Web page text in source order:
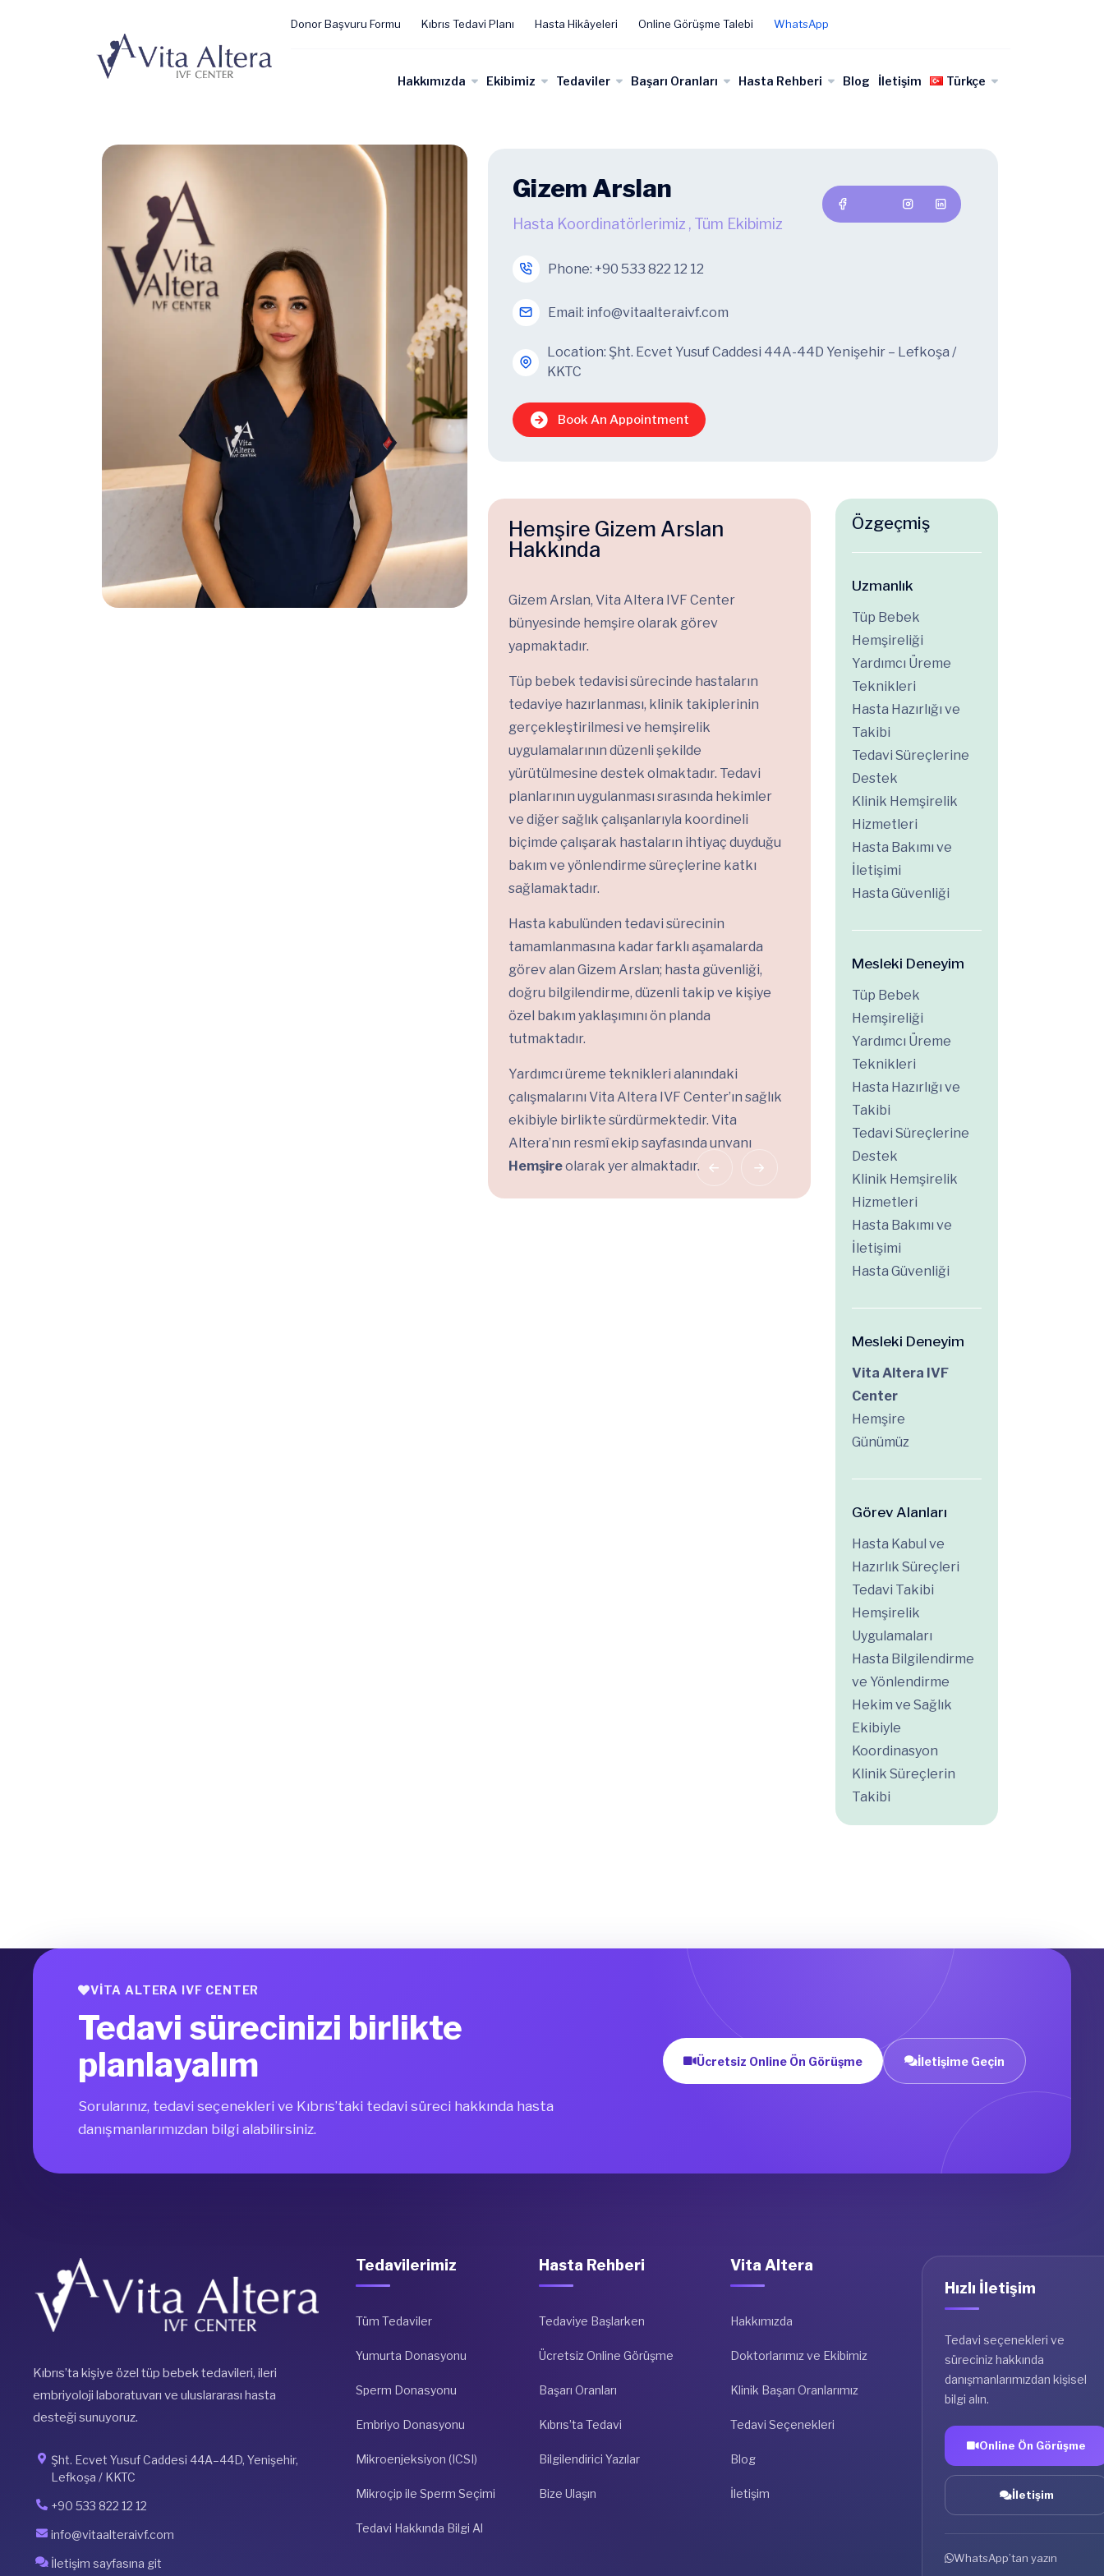
Donor Başvuru Formu Kıbrıs Tedavi Planı Hasta Hikâyeleri Online Görüşme Talebi WhatsApp
Hakkımızda Ekibimiz Tedaviler Başarı Oranları Hasta Rehberi Blog İletişim Türkçe
Gizem Arslan
Hasta Koordinatörlerimiz , Tüm Ekibimiz
Phone: +90 533 822 12 12
Email: info@vitaalteraivf.com
Location: Şht. Ecvet Yusuf Caddesi 44A-44D Yenişehir – Lefkoşa /
KKTC
Book An Appointment
Hemşire Gizem Arslan
Hakkında
Gizem Arslan, Vita Altera IVF Center
bünyesinde hemşire olarak görev
yapmaktadır.
Tüp bebek tedavisi sürecinde hastaların
tedaviye hazırlanması, klinik takiplerinin
gerçekleştirilmesi ve hemşirelik
uygulamalarının düzenli şekilde
yürütülmesine destek olmaktadır. Tedavi
planlarının uygulanması sırasında hekimler
ve diğer sağlık çalışanlarıyla koordineli
biçimde çalışarak hastaların ihtiyaç duyduğu
bakım ve yönlendirme süreçlerine katkı
sağlamaktadır.
Hasta kabulünden tedavi sürecinin
tamamlanmasına kadar farklı aşamalarda
görev alan Gizem Arslan; hasta güvenliği,
doğru bilgilendirme, düzenli takip ve kişiye
özel bakım yaklaşımını ön planda
tutmaktadır.
Yardımcı üreme teknikleri alanındaki
çalışmalarını Vita Altera IVF Center’ın sağlık
ekibiyle birlikte sürdürmektedir. Vita
Altera’nın resmî ekip sayfasında unvanı
Hemşireolarak yer almaktadır.
Özgeçmiş
Uzmanlık
Tüp Bebek
Hemşireliği
Yardımcı Üreme
Teknikleri
Hasta Hazırlığı ve
Takibi
Tedavi Süreçlerine
Destek
Klinik Hemşirelik
Hizmetleri
Hasta Bakımı ve
İletişimi
Hasta Güvenliği
Mesleki Deneyim
Tüp Bebek
Hemşireliği
Yardımcı Üreme
Teknikleri
Hasta Hazırlığı ve
Takibi
Tedavi Süreçlerine
Destek
Klinik Hemşirelik
Hizmetleri
Hasta Bakımı ve
İletişimi
Hasta Güvenliği
Mesleki Deneyim
Vita Altera IVF
Center
Hemşire
Günümüz
Görev Alanları
Hasta Kabul ve
Hazırlık Süreçleri
Tedavi Takibi
Hemşirelik
Uygulamaları
Hasta Bilgilendirme
ve Yönlendirme
Hekim ve Sağlık
Ekibiyle
Koordinasyon
Klinik Süreçlerin
Takibi
VITA ALTERA IVF CENTER
Tedavi sürecinizi birlikte
planlayalım
Sorularınız, tedavi seçenekleri ve Kıbrıs’taki tedavi süreci hakkında hasta
danışmanlarımızdan bilgi alabilirsiniz.
Ücretsiz Online Ön Görüşme İletişime Geçin
Kıbrıs’ta kişiye özel tüp bebek tedavileri, ileri
embriyoloji laboratuvarı ve uluslararası hasta
desteği sunuyoruz.
Şht. Ecvet Yusuf Caddesi 44A–44D, Yenişehir,
Lefkoşa / KKTC
+90 533 822 12 12
info@vitaalteraivf.com
İletişim sayfasına git
Tedavilerimiz
Tüm Tedaviler
Yumurta Donasyonu
Sperm Donasyonu
Embriyo Donasyonu
Mikroenjeksiyon (ICSI)
Mikroçip ile Sperm Seçimi
Tedavi Hakkında Bilgi Al
Hasta Rehberi
Tedaviye Başlarken
Ücretsiz Online Görüşme
Başarı Oranları
Kıbrıs’ta Tedavi
Bilgilendirici Yazılar
Bize Ulaşın
Vita Altera
Hakkımızda
Doktorlarımız ve Ekibimiz
Klinik Başarı Oranlarımız
Tedavi Seçenekleri
Blog
İletişim
Hızlı İletişim
Tedavi seçenekleri ve
süreciniz hakkında
danışmanlarımızdan kişisel
bilgi alın.
Online Ön Görüşme
İletişim
WhatsApp’tan yazın